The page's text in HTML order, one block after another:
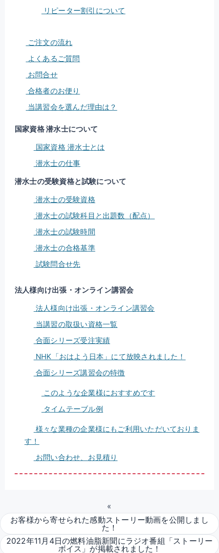
リピーター割引について
ご注文の流れ
よくあるご質問
お問合せ
合格者のお便り
当講習会を選んだ理由は？
国家資格 潜水士について
国家資格 潜水士とは
潜水士の仕事
潜水士の受験資格と試験について
潜水士の受験資格
潜水士の試験科目と出題数（配点）
潜水士の試験時間
潜水士の合格基準
試験問合せ先
法人様向け出張・オンライン講習会
法人様向け出張・オンライン講習会
当講習の取扱い資格一覧
合面シリーズ受注実績
NHK「おはよう日本」にて放映されました！
合面シリーズ講習会の特徴
このような企業様におすすめです
タイムテーブル例
様々な業種の企業様にもご利用いただいておりま
す！
お問い合わせ、お見積り
«
お客様から寄せられた感動ストーリー動画を公開しまし
た！
2022年11月4日の燃料油脂新聞にラジオ番組「ストーリー
ボイス」が掲載されました！